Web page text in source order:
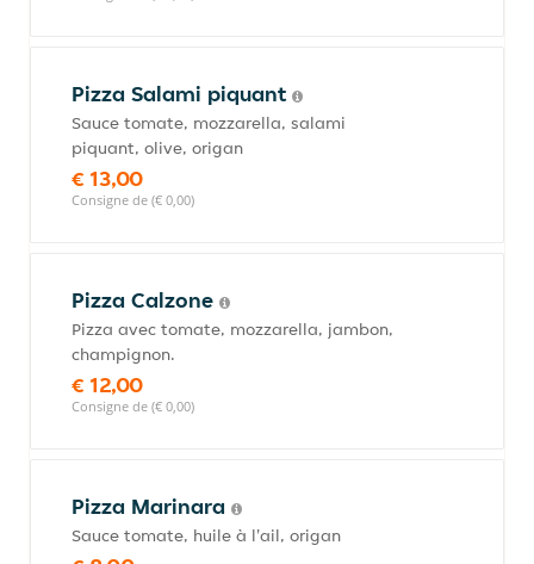
Pizza Salami piquant
Sauce tomate, mozzarella, salami
piquant, olive, origan
€ 13,00
Consigne de (€ 0,00)
Pizza Calzone
Pizza avec tomate, mozzarella, jambon,
champignon.
€ 12,00
Consigne de (€ 0,00)
Pizza Marinara
Sauce tomate, huile à l'ail, origan